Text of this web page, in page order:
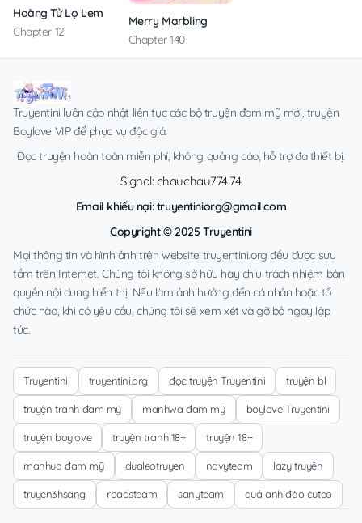
Hoàng Tử Lọ Lem
Chapter 12
Merry Marbling
Chapter 140
Truyentini luôn cập nhật liên tục các bộ truyện đam mỹ mới, truyện
Boylove VIP để phục vụ độc giả.
Đọc truyện hoàn toàn miễn phí, không quảng cáo, hỗ trợ đa thiết bị.
Signal: chauchau774.74
Email khiếu nại:truyentiniorg@gmail.com
Copyright © 2025 Truyentini
Mọi thông tin và hình ảnh trên website truyentini.org đều được sưu
tầm trên Internet. Chúng tôi không sở hữu hay chịu trách nhiệm bản
quyền nội dung hiển thị. Nếu làm ảnh hưởng đến cá nhân hoặc tổ
chức nào, khi có yêu cầu, chúng tôi sẽ xem xét và gỡ bỏ ngay lập
tức.
Truyentini truyentini.org đọc truyện Truyentini truyện bl
truyện tranh đam mỹ manhwa đam mỹ boylove Truyentini
truyện boylove truyện tranh 18+ truyện 18+
manhua đam mỹ dualeotruyen navyteam lazy truyện
truyen3hsang roadsteam sanyteam quả anh đào cuteo